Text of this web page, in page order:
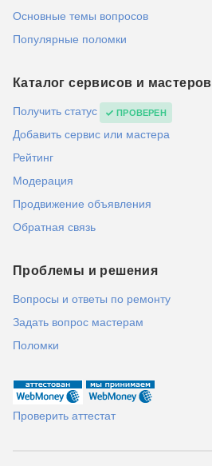
Основные темы вопросов
Популярные поломки
Каталог сервисов и мастеров
Получить статус ПРОВЕРЕН
Добавить сервис или мастера
Рейтинг
Модерация
Продвижение объявления
Обратная связь
Проблемы и решения
Вопросы и ответы по ремонту
Задать вопрос мастерам
Поломки
Проверить аттестат